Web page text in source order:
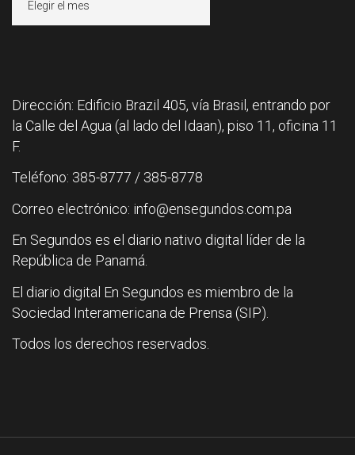
Dirección: Edificio Brazil 405, vía Brasil, entrando por
la Calle del Agua (al lado del Idaan), piso 11, oficina 11
F.
Teléfono: 385-8777 / 385-8778
Correo electrónico: info@ensegundos.com.pa
En Segundos es el diario nativo digital líder de la
República de Panamá.
El diario digital En Segundos es miembro de la
Sociedad Interamericana de Prensa (SIP).
Todos los derechos reservados.